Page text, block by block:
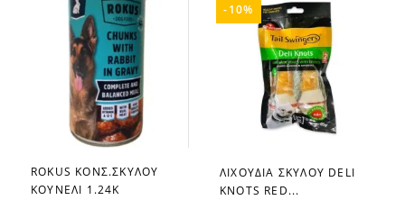
favorite_border
ROKUS ΚΟΝΣ.ΣΚΥΛΟΥ
ΚΟΥΝΕΛΙ 1.24K
favorite_border
ΛΙΧΟΥΔΙΑ ΣΚΥΛΟΥ DELI
KNOTS RED...
-10%